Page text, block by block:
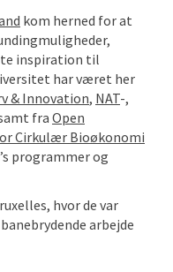
kom herned for at
inspiration til
har været her
& Innovation, NAT-,
fra Open
Cirkulær Bioøkonomi
programmer og
hvor de var
arbejde